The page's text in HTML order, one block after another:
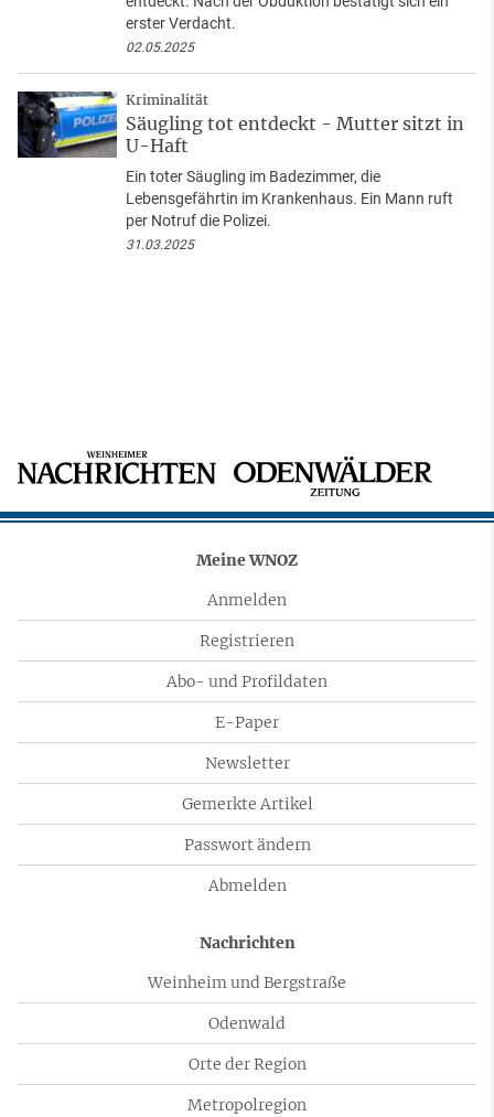
erster Verdacht.
02.05.2025
Kriminalität
Säugling tot entdeckt - Mutter sitzt in
U-Haft
Ein toter Säugling im Badezimmer, die
Lebensgefährtin im Krankenhaus. Ein Mann ruft
per Notruf die Polizei.
31.03.2025
Meine WNOZ
Anmelden
Registrieren
Abo- und Profildaten
E-Paper
Newsletter
Gemerkte Artikel
Passwort ändern
Abmelden
Nachrichten
Weinheim und Bergstraße
Odenwald
Orte der Region
Metropolregion